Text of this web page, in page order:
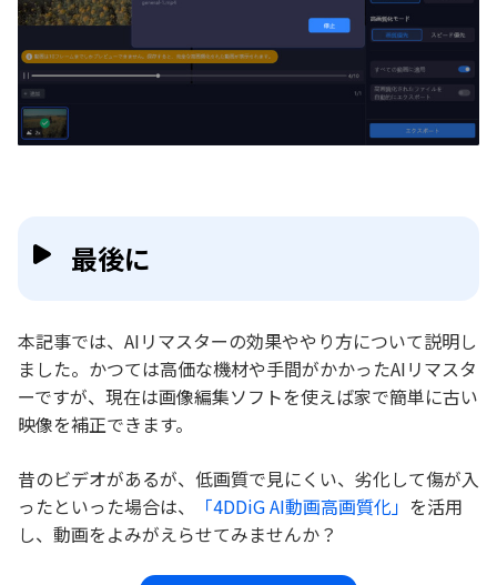
最後に
本記事では、AIリマスターの効果ややり方について説明し
ました。かつては高価な機材や手間がかかったAIリマスタ
ーですが、現在は画像編集ソフトを使えば家で簡単に古い
映像を補正できます。
昔のビデオがあるが、低画質で見にくい、劣化して傷が入
ったといった場合は、
「4DDiG AI動画高画質化」 を活用
し、動画をよみがえらせてみませんか？